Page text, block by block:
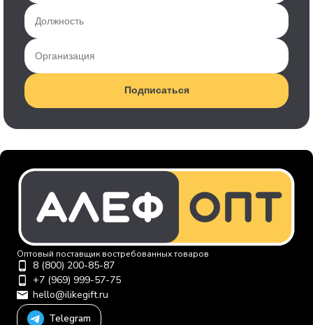
Подписаться
Оптовый поставщик востребованных товаров
8 (800) 200-85-87
+7 (969) 999-57-75
hello@ilikegift.ru
Telegram